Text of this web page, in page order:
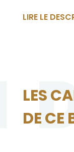
LIRE LE
LES
DE CE